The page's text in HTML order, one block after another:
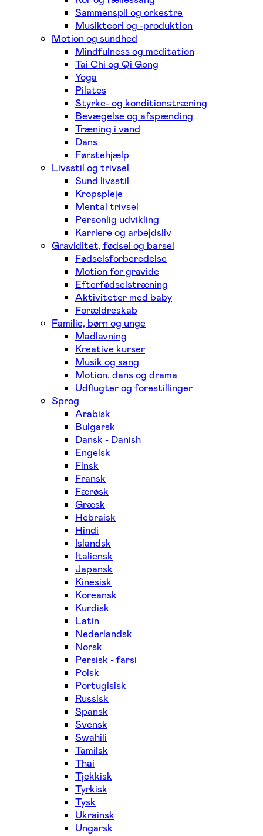
Sammenspil og orkestre
Musikteori og -produktion
Motion og sundhed
Mindfulness og meditation
Tai Chi og Qi Gong
Yoga
Pilates
Styrke- og konditionstræning
Bevægelse og afspænding
Træning i vand
Dans
Førstehjælp
Livsstil og trivsel
Sund livsstil
Kropspleje
Mental trivsel
Personlig udvikling
Karriere og arbejdsliv
Graviditet, fødsel og barsel
Fødselsforberedelse
Motion for gravide
Efterfødselstræning
Aktiviteter med baby
Forældreskab
Familie, børn og unge
Madlavning
Kreative kurser
Musik og sang
Motion, dans og drama
Udflugter og forestillinger
Sprog
Arabisk
Bulgarsk
Dansk - Danish
Engelsk
Finsk
Fransk
Færøsk
Græsk
Hebraisk
Hindi
Islandsk
Italiensk
Japansk
Kinesisk
Koreansk
Kurdisk
Latin
Nederlandsk
Norsk
Persisk - farsi
Polsk
Portugisisk
Russisk
Spansk
Svensk
Swahili
Tamilsk
Thai
Tjekkisk
Tyrkisk
Tysk
Ukrainsk
Ungarsk